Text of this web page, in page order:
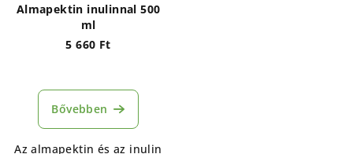
Almapektin inulinnal 500
ml
5 660 Ft
Bővebben
Az almapektin és az inulin